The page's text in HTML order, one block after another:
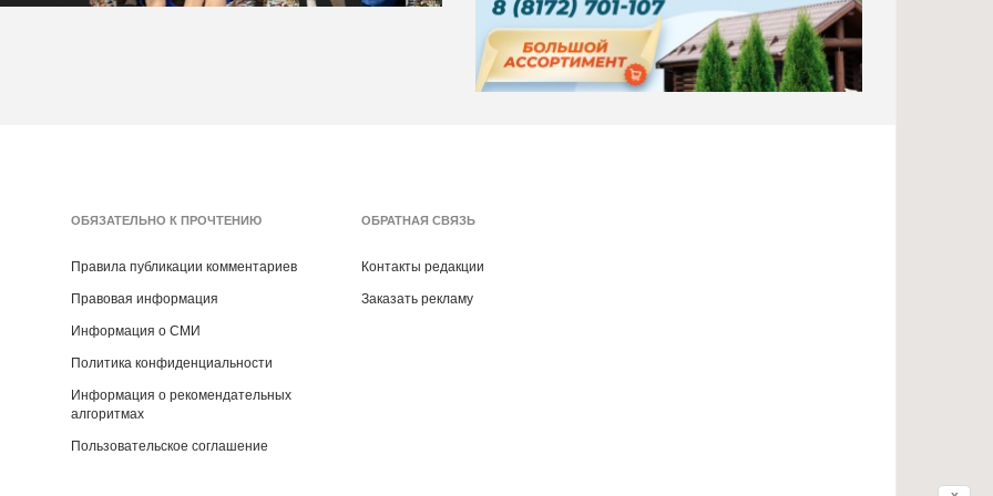
ОБЯЗАТЕЛЬНО К ПРОЧТЕНИЮ
Правила публикации комментариев
Правовая информация
Информация о СМИ
Политика конфиденциальности
Информация о рекомендательных
алгоритмах
Пользовательское соглашение
ОБРАТНАЯ СВЯЗЬ
Контакты редакции
Заказать рекламу